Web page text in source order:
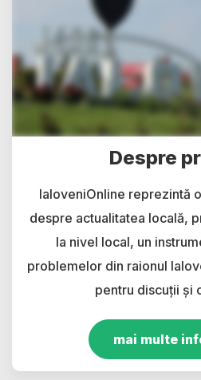
Despre
IaloveniOnline reprezintă
despre actualitatea locală,
la nivel local, un
problemelor din raionul
pentru discuții și
mai multe